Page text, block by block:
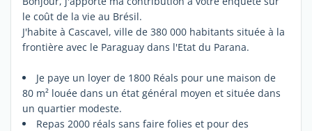
le coût de la vie au Brésil.
J'habite à Cascavel, ville de 380 000 habitants située à la
frontière avec le Paraguay dans l'Etat du Parana.
Je paye un loyer de 1800 Réals pour une maison de
80 m² louée dans un état général moyen et située dans
un quartier modeste.
Repas 2000 réals sans faire folies et pour des